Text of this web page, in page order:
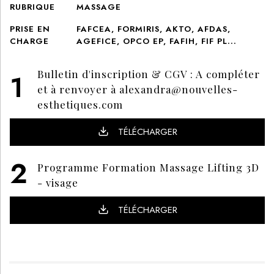
RUBRIQUE
MASSAGE
PRISE EN
CHARGE
FAFCEA, FORMIRIS, AKTO, AFDAS,
AGEFICE, OPCO EP, FAFIH, FIF PL...
Bulletin d'inscription & CGV : A compléter
et à renvoyer à alexandra@nouvelles-
esthetiques.com
TÉLÉCHARGER
Programme Formation Massage Lifting 3D
- visage
TÉLÉCHARGER